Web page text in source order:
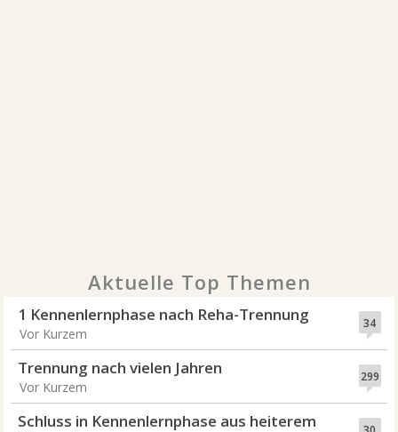
Aktuelle Top Themen
34
1 Kennenlernphase nach Reha-Trennung
Vor Kurzem
299
Trennung nach vielen Jahren
Vor Kurzem
Schluss in Kennenlernphase aus heiterem